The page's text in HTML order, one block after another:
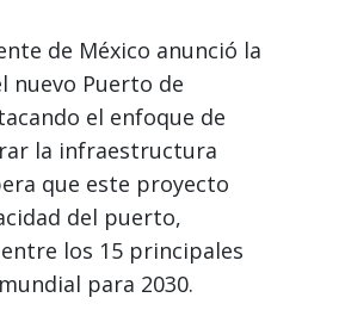
de México anunció la
nuevo Puerto de
el enfoque de
la infraestructura
que este proyecto
del puerto,
los 15 principales
para 2030.